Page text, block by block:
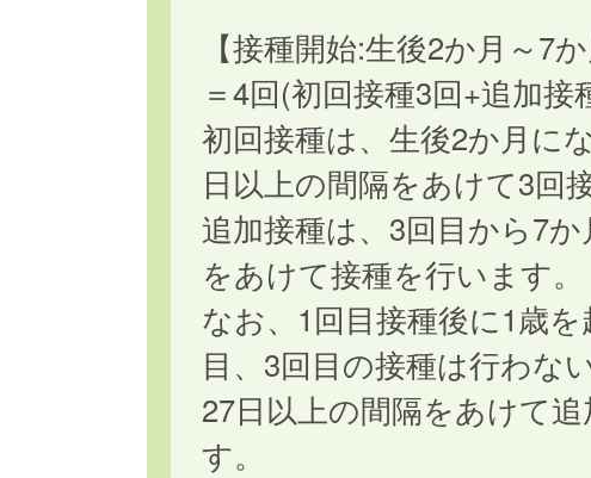
【接種開始:生後2か月～7
＝4回(初回接種3回+追加接
初回接種は、生後2か月に
日以上の間隔をあけて3回
追加接種は、3回目から7
をあけて接種を行います。
なお、1回目接種後に1歳
目、3回目の接種は行わな
27日以上の間隔をあけて
す。